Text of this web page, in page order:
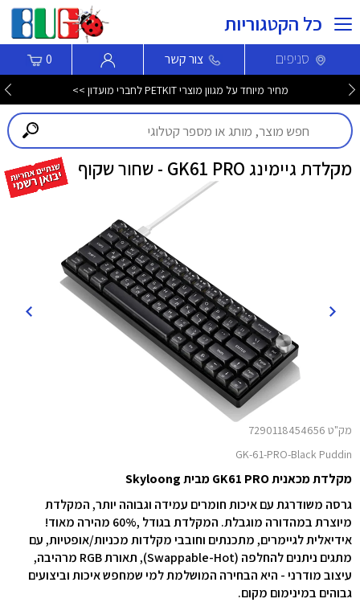
כל הקטגוריות
סניפים צור קשר 0
מחיר מיוחד על מגוון מוצרי PETKIT לחברי מועדון >>
מקלדת גיימינג GK61 PRO - שחור שקוף
מק"ט 7290118454656
GK-61-PRO-Black Puddin
מקלדת מכאנית GK61 PRO מבית Skyloong
גרסה משודרגת עם איכות חומרים עמידה וגבוהה יותר, המקלדת
מיוצרת במהדורה מוגבלת. המקלדת בגודל ,60% מהירה מאוד!
אידיאלית לגיימרים, מתכנתים וחובבי מקלדות מכניות/אופטיות, עם
מתגים ניתנים להחלפה (Swappable-Hot), תאורת RGB מרהיבה,
עיצוב מודרני - היא הבחירה המושלמת למי שמחפש איכות וביצועים
גבוהים במינימום מקום.